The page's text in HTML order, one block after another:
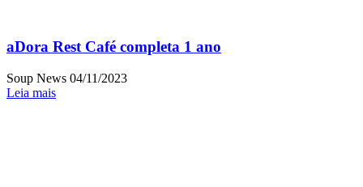
aDora Rest Café completa 1 ano
Soup News 04/11/2023
Leia mais